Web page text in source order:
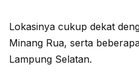
Lokasinya cukup dekat
Minang Rua, serta
Lampung Selatan.